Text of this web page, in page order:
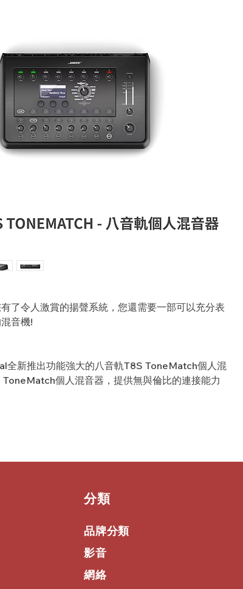
了令人激賞的揚聲系統，您還需要一部可以充分表
音機!
全新推出功能強大的八音軌T8S ToneMatch個人混
個人混音器，提供無與倫比的連接能力
​分類
品牌分類
影音
網絡